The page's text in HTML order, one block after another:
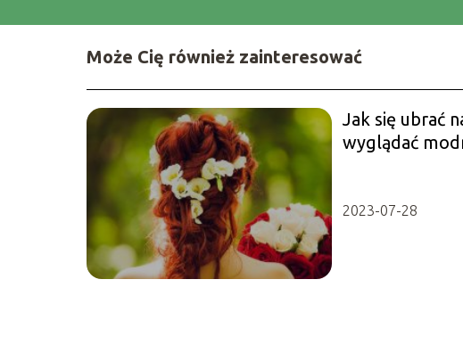
Może Cię również zainteresować
Jak się ubrać
wyglądać
2023-07-28